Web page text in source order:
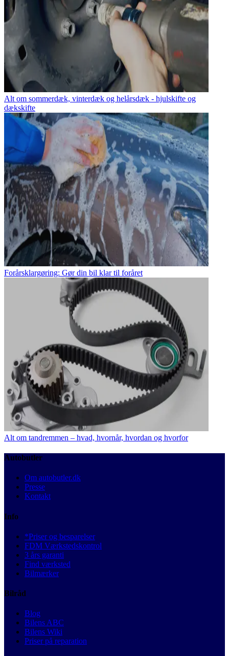
Alt om sommerdæk, vinterdæk og helårsdæk - hjulskifte og
dækskifte
Forårsklargøring: Gør din bil klar til foråret
Alt om tandremmen – hvad, hvornår, hvordan og hvorfor
Autobutler
Om autobutler.dk
Presse
Kontakt
Info
*Priser og besparelser
FDM Værkstedskontrol
3 års garanti
Find værksted
Bilmærker
Bilråd
Blog
Bilens ABC
Bilens Wiki
Priser på reparation